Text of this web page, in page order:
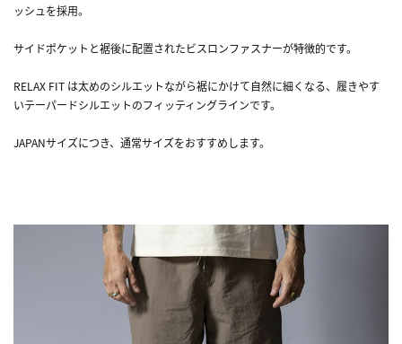
ッシュを採用。
サイドポケットと裾後に配置されたビスロンファスナーが特徴的です。
RELAX FIT は太めのシルエットながら裾にかけて自然に細くなる、履きやす
いテーパードシルエットのフィッティングラインです。
JAPANサイズにつき、通常サイズをおすすめします。